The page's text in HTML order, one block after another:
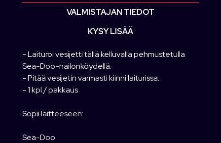
VALMISTAJAN TIEDOT
KYSY LISÄÄ
- Laituroi vesijetti tällä kelluvalla pehmustetulla
Sea-Doo-nailonköydellä.
- Pitää vesijetin varmasti kiinni laiturissa.
- 1 kpl / pakkaus
Sopii laitteeseen:
Sea-Doo